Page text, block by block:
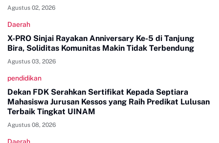
Agustus 02, 2026
Daerah
X-PRO Sinjai Rayakan Anniversary Ke-5 di Tanjung
Bira, Soliditas Komunitas Makin Tidak Terbendung
Agustus 03, 2026
pendidikan
Dekan FDK Serahkan Sertifikat Kepada Septiara
Mahasiswa Jurusan Kessos yang Raih Predikat Lulusan
Terbaik Tingkat UINAM
Agustus 08, 2026